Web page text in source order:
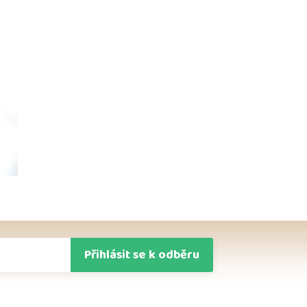
Přihlásit se k odběru